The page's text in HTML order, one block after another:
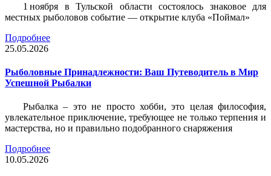
1 ноября в Тульской области состоялось знаковое для
местных рыболовов событие — открытие клуба «Поймал»
Подробнее
25.05.2026
Рыболовные Принадлежности: Ваш Путеводитель в Мир
Успешной Рыбалки
Рыбалка – это не просто хобби, это целая философия,
увлекательное приключение, требующее не только терпения и
мастерства, но и правильно подобранного снаряжения
Подробнее
10.05.2026